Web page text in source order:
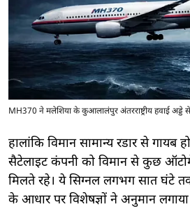
MH370 ने मलेशिया के कुआलालंपुर अंतरराष्ट्रीय हवाई अड्डे
हालांकि विमान सामान्य रडार से गायब
सैटेलाइट कंपनी को विमान से कुछ
मिलते रहे। ये सिग्नल लगभग सात घंटे
के आधार पर विशेषज्ञों ने अनुमान लगाया